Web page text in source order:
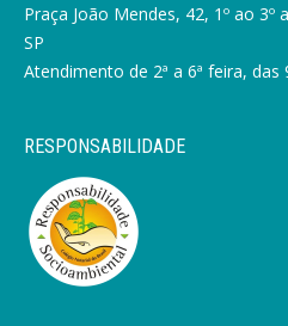
Praça João Mendes, 42, 1º ao 3º
SP
Atendimento de 2ª a 6ª feira, das
RESPONSABILIDADE